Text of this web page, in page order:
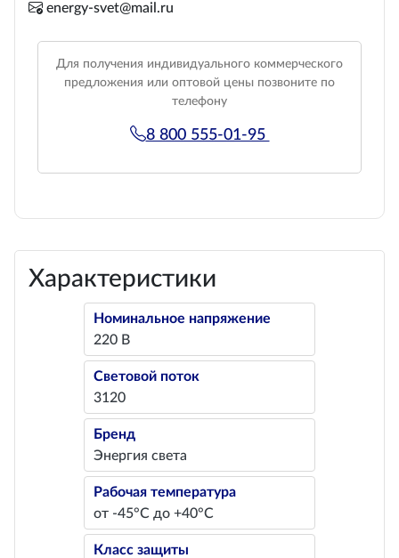
energy-svet@mail.ru
Для получения индивидуального коммерческого
предложения или оптовой цены позвоните по
телефону
8 800 555-01-95
Характеристики
Номинальное напряжение
220 В
Световой поток
3120
Бренд
Энергия света
Рабочая температура
от -45°С до +40°С
Класс защиты